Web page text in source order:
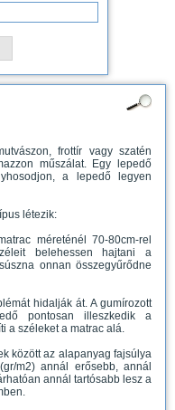
frottír vagy szatén
műszálat. Egy lepedő
a lepedő legyen
létezik:
méreténél 70-80cm-rel
belehessen hajtani a
onnan összegyűrődne
hidalják át. A gumírozott
pontosan illeszkedik a
a széleket a matrac alá.
között az alapanyag fajsúlya
m2) annál erősebb, annál
annál tartósabb lesz a